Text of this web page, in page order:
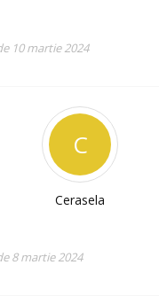
10 martie 2024
C
Cerasela
8 martie 2024